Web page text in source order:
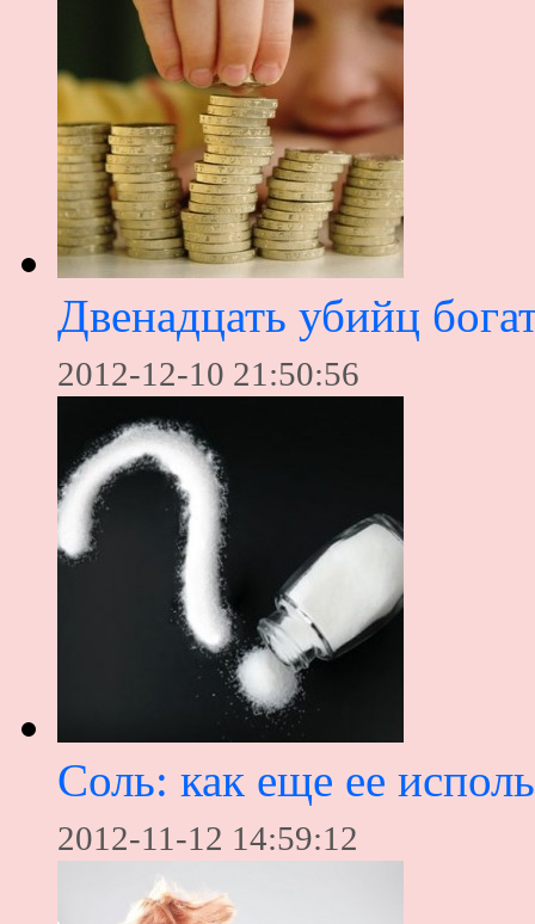
Двенадцать убийц
2012-12-10 21:50:56
Соль: как еще ее
2012-11-12 14:59:12